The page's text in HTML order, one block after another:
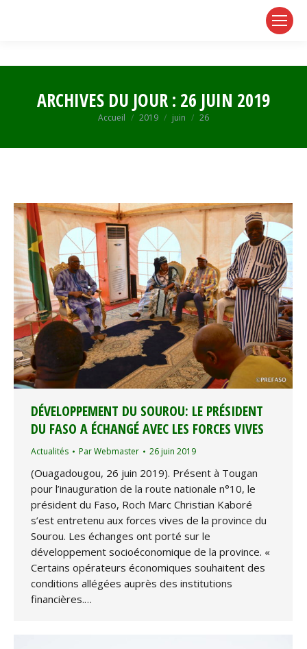
ARCHIVES DU JOUR : 26 JUIN 2019
Vous êtes ici :
Accueil 2019 juin 26
DÉVELOPPEMENT DU SOUROU: LE PRÉSIDENT
DU FASO A ÉCHANGÉ AVEC LES FORCES VIVES
Actualités ParWebmaster 26 juin 2019
(Ouagadougou, 26 juin 2019). Présent à Tougan
pour l’inauguration de la route nationale n°10, le
président du Faso, Roch Marc Christian Kaboré
s’est entretenu aux forces vives de la province du
Sourou. Les échanges ont porté sur le
développement socioéconomique de la province. «
Certains opérateurs économiques souhaitent des
conditions allégées auprès des institutions
financières.…